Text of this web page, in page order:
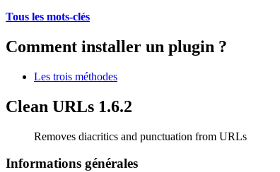
Tous les mots-clés
Comment installer un plugin ?
Les trois méthodes
Clean URLs 1.6.2
Removes diacritics and punctuation from URLs
Informations générales